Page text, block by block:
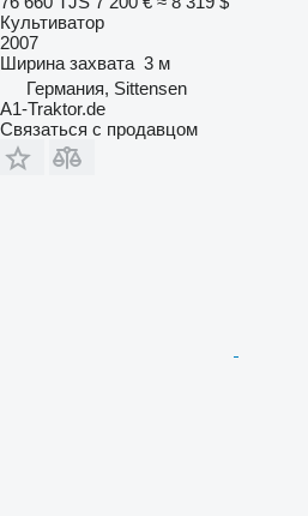
Культиватор
2007
Ширина захвата 3 м
Германия, Sittensen
A1-Traktor.de
Связаться с продавцом